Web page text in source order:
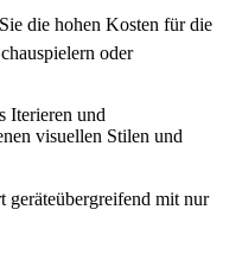
die hohen Kosten für die
oder
Iterieren und
visuellen Stilen und
geräteübergreifend mit nur